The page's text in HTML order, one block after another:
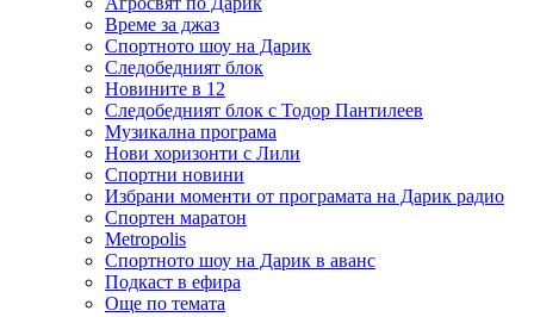
Време за джаз
Спортното шоу на Дарик
Следобедният блок
Новините в 12
Следобедният блок с Тодор Пантилеев
Музикална програма
Нови хоризонти с Лили
Спортни новини
Избрани моменти от програмата на Дарик радио
Спортен маратон
Metropolis
Спортното шоу на Дарик в аванс
Подкаст в ефира
Още по темата